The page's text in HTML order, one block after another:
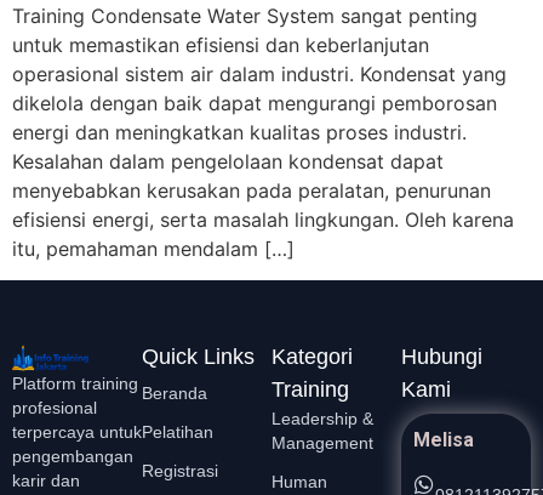
Training Condensate Water System sangat penting
untuk memastikan efisiensi dan keberlanjutan
operasional sistem air dalam industri. Kondensat yang
dikelola dengan baik dapat mengurangi pemborosan
energi dan meningkatkan kualitas proses industri.
Kesalahan dalam pengelolaan kondensat dapat
menyebabkan kerusakan pada peralatan, penurunan
efisiensi energi, serta masalah lingkungan. Oleh karena
itu, pemahaman mendalam […]
Platform training
profesional
terpercaya untuk
pengembangan
karir dan
Quick Links
Beranda
Pelatihan
Registrasi
Kategori
Training
Leadership &
Management
Human
Hubungi
Kami
Melisa